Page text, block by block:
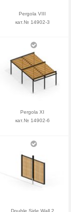
Pergola VIII
кат.№ 14902-3
Pergola XI
кат.№ 14902-6
Double Side Wall 2